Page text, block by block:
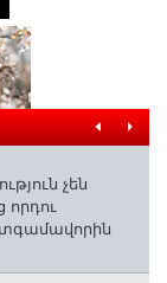
չեն
որդու